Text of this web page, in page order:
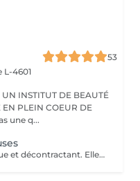
53
L-4601
EN PLEIN COEUR DE
pas une q...
Les ventouses ont un effet antalgique et décontractant. Elles sont recommandées pour soigner différentes lésions musculaires et articulaires : entorses bénignes, contractures, élongations, crampes, lombalgies, tendinites. Les traitement par ventouses sont combinés avec des massages local avec technique isolées et massage relaxant.